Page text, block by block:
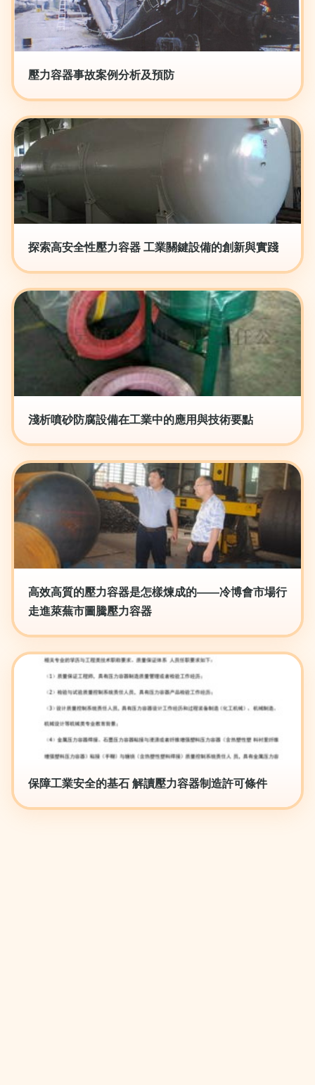
壓力容器事故案例分析及預防
探索高安全性壓力容器 工業關鍵設備的創新與實踐
淺析噴砂防腐設備在工業中的應用與技術要點
高效高質的壓力容器是怎樣煉成的——冷博會市場行
走進萊蕪市圖騰壓力容器
保障工業安全的基石 解讀壓力容器制造許可條件